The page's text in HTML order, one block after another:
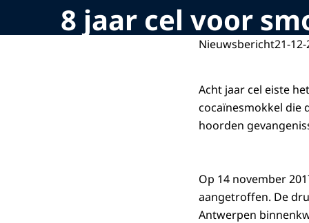
8 jaar cel voor
Nieuwsbericht21-
Acht jaar cel eiste
cocaïnesmokkel die
hoorden
Op 14 november
aangetroffen. De
Antwerpen